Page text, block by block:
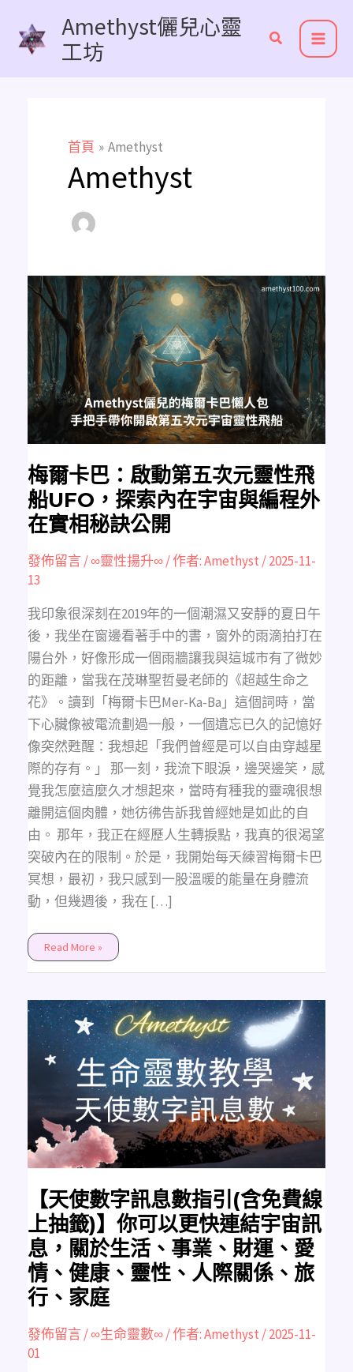
Amethyst儷兒心靈
工坊
首頁 Amethyst
Amethyst
梅爾卡巴：啟動第五次元靈性飛
船UFO，探索內在宇宙與編程外
在實相秘訣公開
發佈留言/∞靈性揚升∞/ 作者:Amethyst/2025-11-
13
我印象很深刻在2019年的一個潮濕又安靜的夏日午
後，我坐在窗邊看著手中的書，窗外的雨滴拍打在
陽台外，好像形成一個雨牆讓我與這城市有了微妙
的距離，當我在茂琳聖哲曼老師的《超越生命之
花》。讀到「梅爾卡巴Mer-Ka-Ba」這個詞時，當
下心臟像被電流劃過一般，一個遺忘已久的記憶好
像突然甦醒：我想起「我們曾經是可以自由穿越星
際的存有。」 那一刻，我流下眼淚，邊哭邊笑，感
覺我怎麼這麼久才想起來，當時有種我的靈魂很想
離開這個肉體，她彷彿告訴我曾經她是如此的自
由。 那年，我正在經歷人生轉捩點，我真的很渴望
突破內在的限制。於是，我開始每天練習梅爾卡巴
冥想，最初，我只感到一股溫暖的能量在身體流
動，但幾週後，我在 […]
梅
爾
卡
巴：
啟
動
第
五
次
元
靈
性
探
內
在
宇
宙
與
編
程
在
實
公
開
Read More »
【天使數字訊息數指引(含免費線
上抽籤)】你可以更快連結宇宙訊
息，關於生活、事業、財運、愛
情、健康、靈性、人際關係、旅
行、家庭
發佈留言/∞生命靈數∞/ 作者:Amethyst /2025-11-
01
【天
使
數
訊
息
免
費
線
上
抽
籤)】
可
以
更
快
連
結
宇
宙
訊
息，
關
生
活、